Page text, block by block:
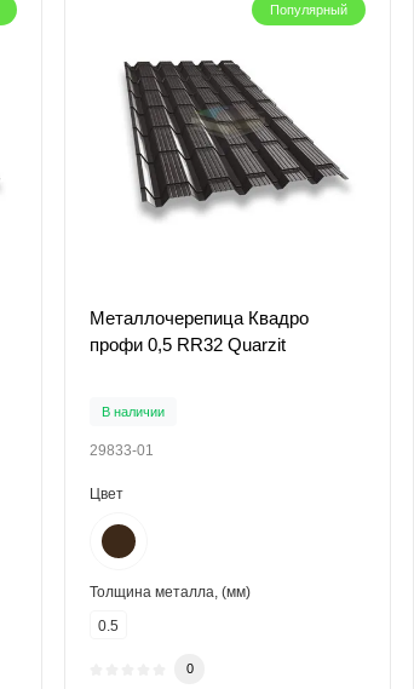
Популярный
Металлочерепица Квадро
профи 0,5 RR32 Quarzit
В наличии
29833-01
Цвет
Толщина металла, (мм)
0.5
0